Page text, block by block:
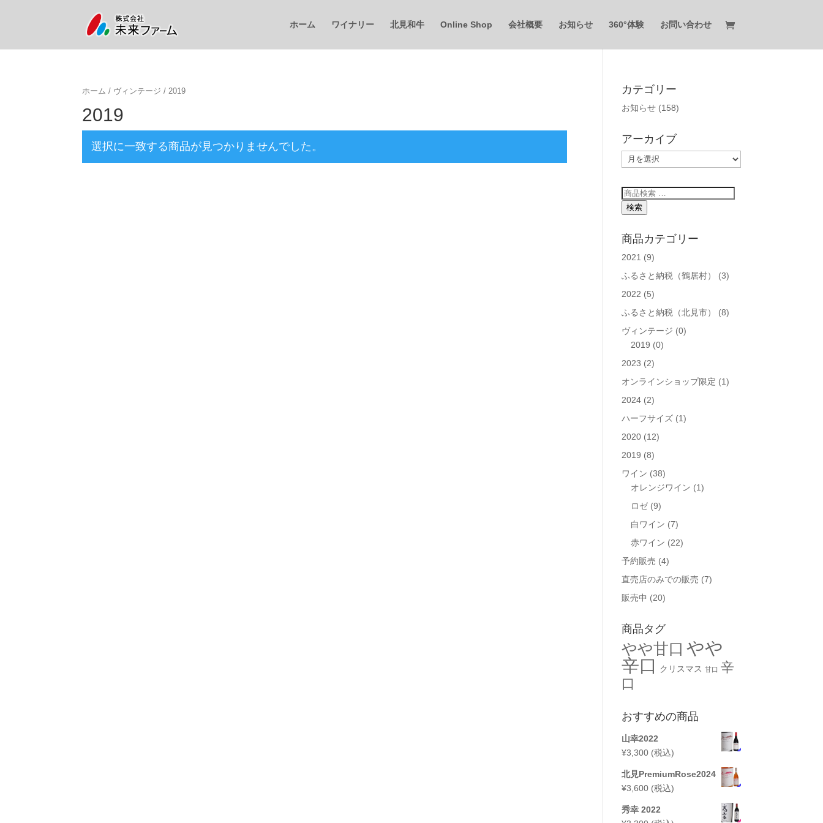
ホーム ワイナリー 北見和牛 Online Shop 会社概要 お知らせ 360°体験 お問い合わせ
ホーム / ヴィンテージ / 2019
2019
選択に一致する商品が見つかりませんでした。
カテゴリー
お知らせ (158)
アーカイブ
ア
ー
カ
イ
ブ
検
索
象:
検索
商品カテゴリー
2021 (9)
ふるさと納税（鶴居村）
(3)
2022 (5)
ふるさと納税（北見市）
(8)
ヴィンテージ (0)
2019 (0)
2023 (2)
オンラインショップ限定 (1)
2024 (2)
ハーフサイズ (1)
2020 (12)
2019 (8)
ワイン (38)
オレンジワイン (1)
ロゼ (9)
白ワイン (7)
赤ワイン (22)
予約販売 (4)
直売店のみでの販売 (7)
販売中 (20)
商品タグ
やや甘口 やや
辛口
クリスマス 甘口 辛
口
おすすめの商品
山幸2022
¥3,300 (税込)
北見PremiumRose2024
¥3,600 (税込)
秀幸 2022